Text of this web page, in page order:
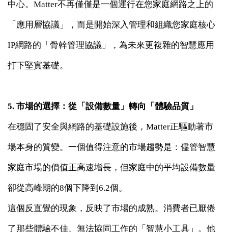
中心。Matter不再僅僅是一個運行在您家庭網路之上的
「應用層協議」，而是開始深入管理和組織您家庭核心
IP網路的「骨幹管理協議」，為未來更複雜的智慧應用
打下堅實基礎。
5. 市場的選擇：從「設備數量」轉向「體驗品質」
在穩固了安全與網路的基礎設施後，Matter正驅動著市
場本身的質變。一個值得注意的市場趨勢是：儘管智慧
家庭市場的價值正高速增長，但家庭中的平均設備數量
卻從高峰期的8個下降到6.2個。
這個反直覺的現象，反映了市場的成熟。消費者已厭倦
了那些體驗不佳、無法協同工作的「智慧小工具」。他